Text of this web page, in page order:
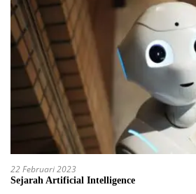
22 Februari 2023
Sejarah Artificial Intelligence